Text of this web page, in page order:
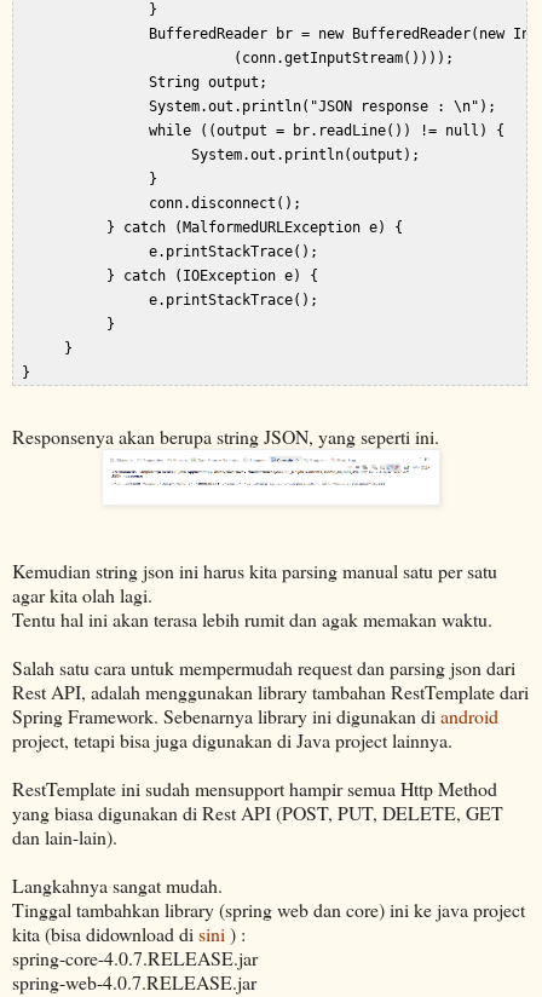
                }
BufferedReader br = new BufferedReader(new
                          (conn.getInputStream())));
                String output;
                System.out.println("JSON response : \n");
                while ((output = br.readLine()) != null) {
                     System.out.println(output);
                }
                conn.disconnect();
           } catch (MalformedURLException e) {
                e.printStackTrace();
           } catch (IOException e) {
                e.printStackTrace();
           }
      }
Responsenya akan berupa string JSON, yang seperti ini.
Kemudian string json ini harus kita parsing manual satu per satu
agar kita olah lagi.
Tentu hal ini akan terasa lebih rumit dan agak memakan waktu.
Salah satu cara untuk mempermudah request dan parsing json dari
Rest API, adalah menggunakan library tambahan RestTemplate dari
Spring Framework. Sebenarnya library ini digunakan di android
project, tetapi bisa juga digunakan di Java project lainnya.
RestTemplate ini sudah mensupport hampir semua Http Method
yang biasa digunakan di Rest API (POST, PUT, DELETE, GET
dan lain-lain).
Langkahnya sangat mudah.
Tinggal tambahkan library (spring web dan core) ini ke java project
kita (bisa didownload di sini ) :
spring-core-4.0.7.RELEASE.jar
spring-web-4.0.7.RELEASE.jar